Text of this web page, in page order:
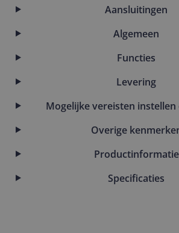
Aansluitingen
Algemeen
Functies
Levering
Mogelijke vereisten
Overige
Productinformatie
Specificaties